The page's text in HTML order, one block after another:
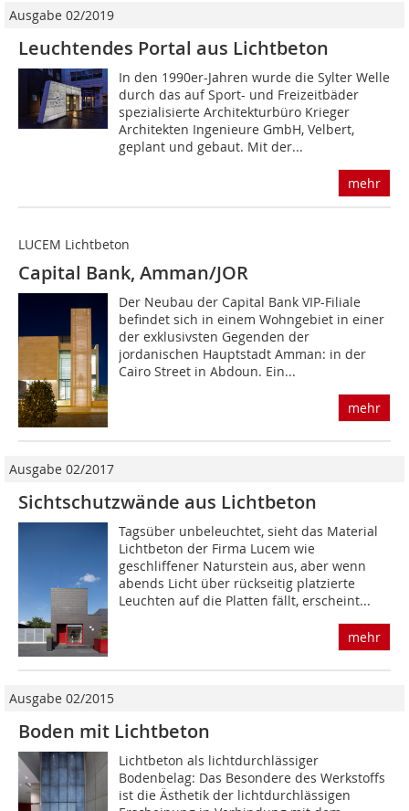
Ausgabe 02/2019
Leuchtendes Portal aus Lichtbeton
In den 1990er-Jahren wurde die Sylter Welle
durch das auf Sport- und Freizeitbäder
spezialisierte Architekturbüro Krieger
Architekten Inge­nieure GmbH, Velbert,
geplant und gebaut. Mit der...
mehr
LUCEM Lichtbeton
Capital Bank, Amman/JOR
Der Neubau der Capital Bank VIP-Filiale
befindet sich in einem Wohngebiet in einer
der exklusivsten Gegenden der
jordanischen Hauptstadt Amman: in der
Cairo Street in Abdoun. Ein...
mehr
Ausgabe 02/2017
Sichtschutzwände aus Lichtbeton
Tagsüber unbeleuchtet, sieht das Material
Lichtbeton der Firma Lucem wie
geschliffener Naturstein aus, aber wenn
abends Licht über rückseitig platzierte
Leuchten auf die Platten fällt, erscheint...
mehr
Ausgabe 02/2015
Boden mit Lichtbeton
Lichtbeton als lichtdurchlässiger
Bodenbelag: Das Besondere des Werkstoffs
ist die Ästhetik der lichtdurchlässigen